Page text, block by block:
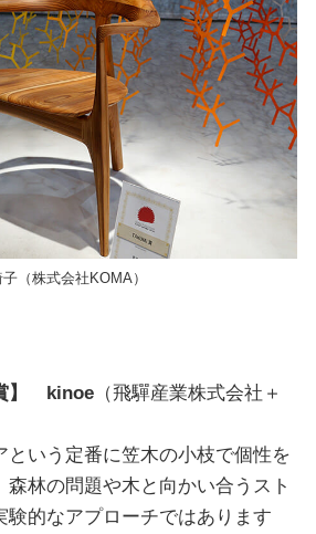
（株式会社KOMA）
】 kinoe（飛驒産業株式会社＋
という定番に笠木の小枝で個性を
林の問題や木と向かい合うスト
験的なアプローチではあります